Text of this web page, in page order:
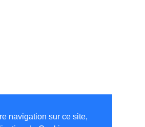
navigation sur ce site,